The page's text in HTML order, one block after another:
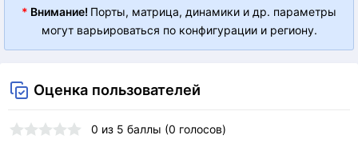
* Внимание! Порты, матрица, динамики и др. параметры
могут варьироваться по конфигурации и региону.
Оценка пользователей
0 из 5 баллы (0 голосов)